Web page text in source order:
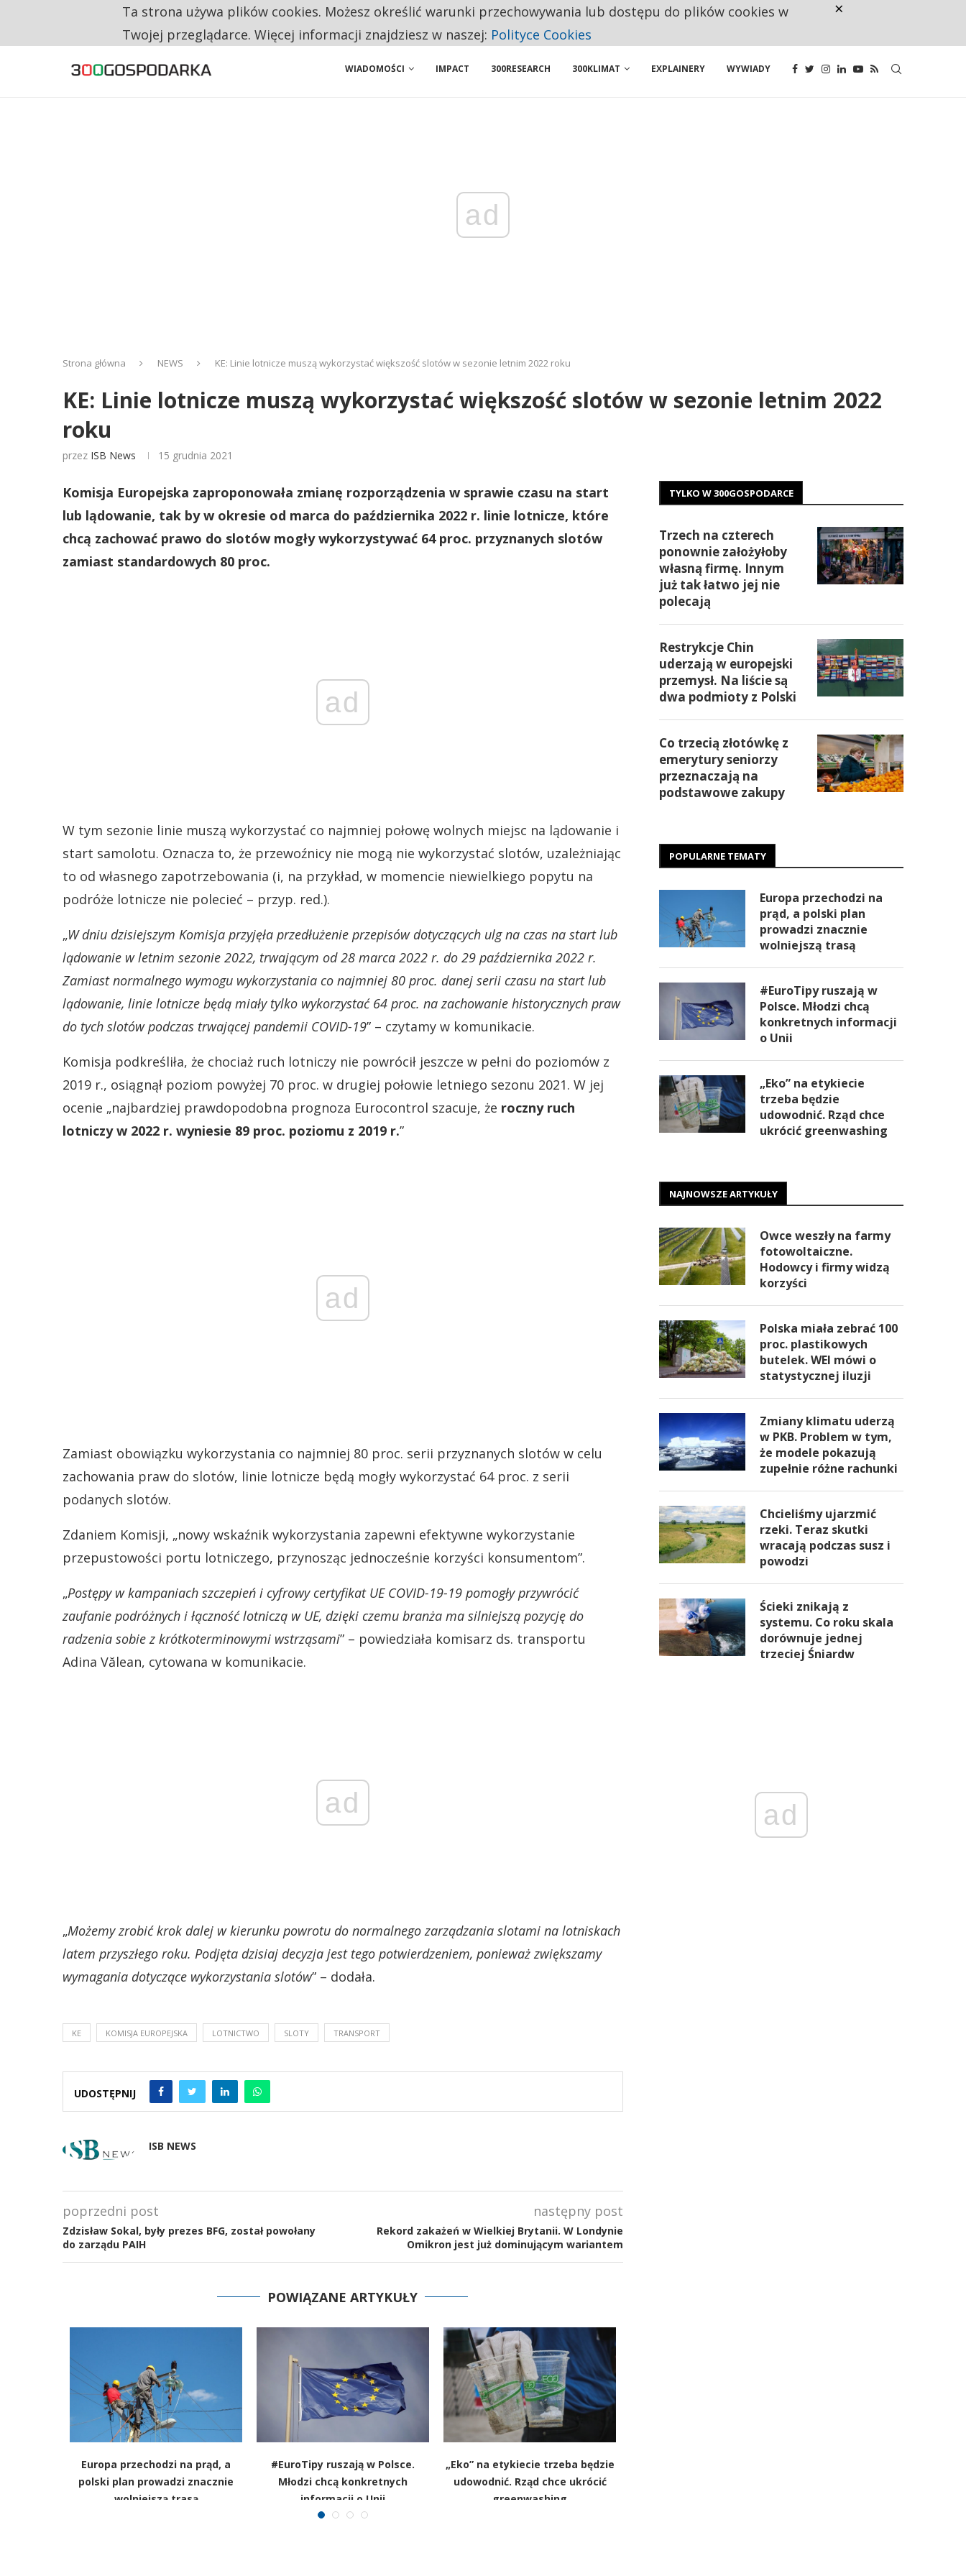
CO TRZECIĄ ZŁOTÓWKĘ Z EMERYTURY SENIORZY PRZEZNACZAJĄ NA PODSTAWOWE ZAKUPY
WIADOMOŚCI IMPACT 300RESEARCH 300KLIMAT EXPLAINERY WYWIADY
ad
Strona główna NEWS KE: Linie lotnicze muszą wykorzystać większość slotów w sezonie letnim 2022 roku
KE: Linie lotnicze muszą wykorzystać większość slotów w sezonie letnim 2022
roku
przez ISB News 15 grudnia 2021
Komisja Europejska zaproponowała zmianę rozporządzenia w sprawie czasu na start
lub lądowanie, tak by w okresie od marca do października 2022 r. linie lotnicze, które
chcą zachować prawo do slotów mogły wykorzystywać 64 proc. przyznanych slotów
zamiast standardowych 80 proc.
ad
W tym sezonie linie muszą wykorzystać co najmniej połowę wolnych miejsc na lądowanie i
start samolotu. Oznacza to, że przewoźnicy nie mogą nie wykorzystać slotów, uzależniając
to od własnego zapotrzebowania (i, na przykład, w momencie niewielkiego popytu na
podróże lotnicze nie polecieć – przyp. red.).
„W dniu dzisiejszym Komisja przyjęła przedłużenie przepisów dotyczących ulg na czas na start lub
lądowanie w letnim sezonie 2022, trwającym od 28 marca 2022 r. do 29 października 2022 r.
Zamiast normalnego wymogu wykorzystania co najmniej 80 proc. danej serii czasu na start lub
lądowanie, linie lotnicze będą miały tylko wykorzystać 64 proc. na zachowanie historycznych praw
do tych slotów podczas trwającej pandemii COVID-19” – czytamy w komunikacie.
Komisja podkreśliła, że chociaż ruch lotniczy nie powrócił jeszcze w pełni do poziomów z
2019 r., osiągnął poziom powyżej 70 proc. w drugiej połowie letniego sezonu 2021. W jej
ocenie „najbardziej prawdopodobna prognoza Eurocontrol szacuje, że roczny ruch
lotniczy w 2022 r. wyniesie 89 proc. poziomu z 2019 r.”
ad
Zamiast obowiązku wykorzystania co najmniej 80 proc. serii przyznanych slotów w celu
zachowania praw do slotów, linie lotnicze będą mogły wykorzystać 64 proc. z serii
podanych slotów.
Zdaniem Komisji, „nowy wskaźnik wykorzystania zapewni efektywne wykorzystanie
przepustowości portu lotniczego, przynosząc jednocześnie korzyści konsumentom”.
„Postępy w kampaniach szczepień i cyfrowy certyfikat UE COVID-19-19 pomogły przywrócić
zaufanie podróżnych i łączność lotniczą w UE, dzięki czemu branża ma silniejszą pozycję do
radzenia sobie z krótkoterminowymi wstrząsami” – powiedziała komisarz ds. transportu
Adina Vălean, cytowana w komunikacie.
ad
„Możemy zrobić krok dalej w kierunku powrotu do normalnego zarządzania slotami na lotniskach
latem przyszłego roku. Podjęta dzisiaj decyzja jest tego potwierdzeniem, ponieważ zwiększamy
wymagania dotyczące wykorzystania slotów” – dodała.
KE KOMISJA EUROPEJSKA LOTNICTWO SLOTY TRANSPORT
UDOSTĘPNIJ
ISB NEWS
poprzedni post
Zdzisław Sokal, były prezes BFG, został powołany
do zarządu PAIH
następny post
Rekord zakażeń w Wielkiej Brytanii. W Londynie
Omikron jest już dominującym wariantem
POWIĄZANE ARTYKUŁY
Europa przechodzi na prąd, a
polski plan prowadzi znacznie
wolniejszą trasą
#EuroTipy ruszają w Polsce.
Młodzi chcą konkretnych
informacji o Unii
„Eko” na etykiecie trzeba będzie
udowodnić. Rząd chce ukrócić
greenwashing
TYLKO W 300GOSPODARCE
Trzech na czterech
ponownie założyłoby
własną firmę. Innym
już tak łatwo jej nie
polecają
Restrykcje Chin
uderzają w europejski
przemysł. Na liście są
dwa podmioty z Polski
Co trzecią złotówkę z
emerytury seniorzy
przeznaczają na
podstawowe zakupy
POPULARNE TEMATY
Europa przechodzi na
prąd, a polski plan
prowadzi znacznie
wolniejszą trasą
#EuroTipy ruszają w
Polsce. Młodzi chcą
konkretnych informacji
o Unii
„Eko” na etykiecie
trzeba będzie
udowodnić. Rząd chce
ukrócić greenwashing
NAJNOWSZE ARTYKUŁY
Owce weszły na farmy
fotowoltaiczne.
Hodowcy i firmy widzą
korzyści
Polska miała zebrać 100
proc. plastikowych
butelek. WEI mówi o
statystycznej iluzji
Zmiany klimatu uderzą
w PKB. Problem w tym,
że modele pokazują
zupełnie różne rachunki
Chcieliśmy ujarzmić
rzeki. Teraz skutki
wracają podczas susz i
powodzi
Ścieki znikają z
systemu. Co roku skala
dorównuje jednej
trzeciej Śniardw
ad
Ta strona używa plików cookies. Możesz określić warunki przechowywania lub dostępu do plików cookies w
Twojej przeglądarce. Więcej informacji znajdziesz w naszej: Polityce Cookies
×